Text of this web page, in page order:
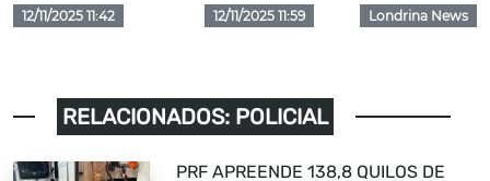
12/11/2025 11:42 12/11/2025 11:59 Londrina News
RELACIONADOS: POLICIAL
PRF APREENDE 138,8 QUILOS DE